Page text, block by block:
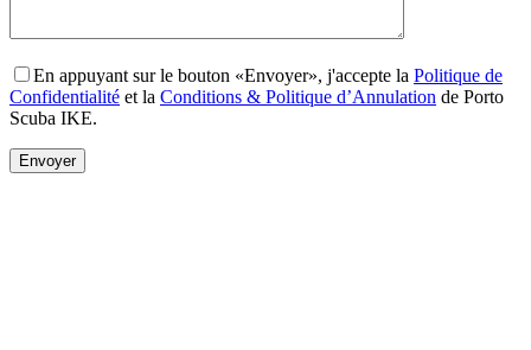
En appuyant sur le bouton «Envoyer», j'accepte la Politique de
Confidentialité et la Conditions & Politique d’Annulation de Porto
Scuba IKE.